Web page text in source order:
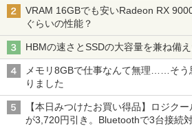
VRAM 16GBでも安いRadeon RX
ぐらいの性能？
HBMの速さとSSDの大容量を兼ね備え
メモリ8GBで仕事なんて無理……そう
りました
【本日みつけたお買い得品】ロジク
が3,720円引き。Bluetoothで3台接続